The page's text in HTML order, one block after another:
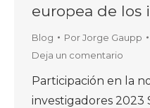
europea de los
Blog PorJorge Gaupp
Deja un comentario
Participación en la
investigadores 2023